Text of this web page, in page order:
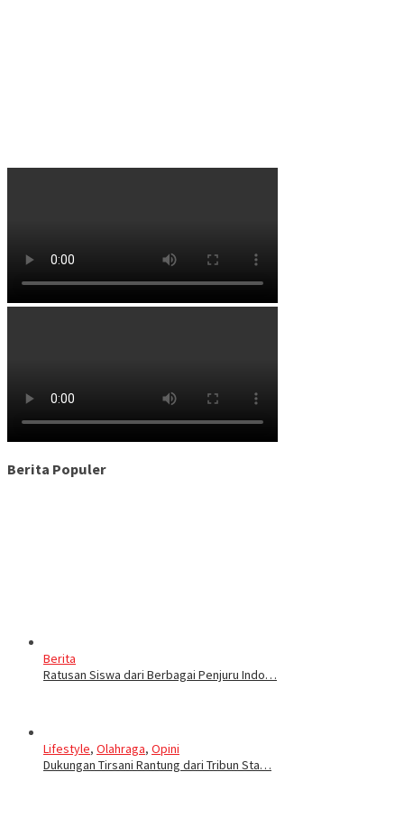
Berita Populer
Berita
Ratusan Siswa dari Berbagai Penjuru Indo…
Lifestyle, Olahraga, Opini
Dukungan Tirsani Rantung dari Tribun Sta…